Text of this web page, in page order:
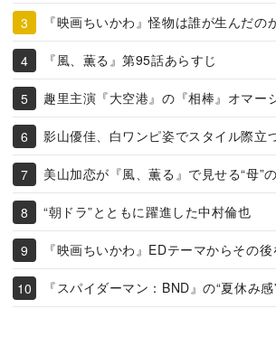
『映画ちいかわ』怪物は誰が生んだの
『風、薫る』第95話あらすじ
趣里主演『大空港』の『相棒』オマー
影山優佳、白ワンピ姿でスタイル際立
美山加恋が『風、薫る』で見せる“母”
“朝ドラ”とともに躍進した中村倫也
『映画ちいかわ』EDテーマからその後
『スパイダーマン：BND』の“夏休み感